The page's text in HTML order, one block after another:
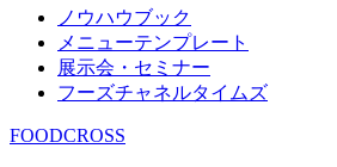
ノウハウブック
メニューテンプレート
展示会・セミナー
フーズチャネルタイムズ
FOODCROSS